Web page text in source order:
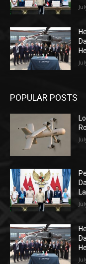
POPULAR POSTS